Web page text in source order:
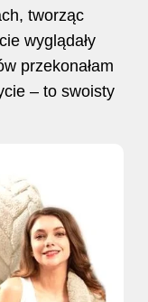
tworząc
wyglądały
przekonałam
– to swoisty